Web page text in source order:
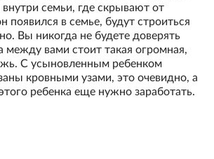
семьи, где скрывают от
появился в семье, будут строиться
Вы никогда не будете доверять
между вами стоит такая огромная,
С усыновленным ребенком
кровными узами, это очевидно, а
ребенка еще нужно заработать.